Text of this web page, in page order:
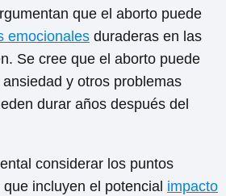
que el aborto puede
emocionales duraderas en las
Se cree que el aborto puede
y otros problemas
durar años después del
considerar los puntos
incluyen el potencial impacto